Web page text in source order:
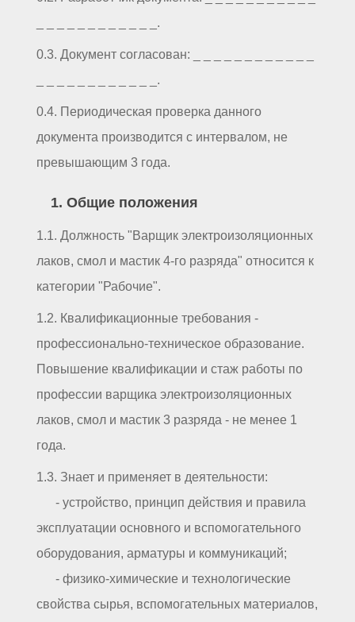
_ _ _ _ _ _ _ _ _ _ _ _.
0.3. Документ согласован: _ _ _ _ _ _ _ _ _ _ _ _
_ _ _ _ _ _ _ _ _ _ _ _.
0.4. Периодическая проверка данного
документа производится с интервалом, не
превышающим 3 года.
1. Общие положения
1.1. Должность "Варщик электроизоляционных
лаков, смол и мастик 4-го разряда" относится к
категории "Рабочие".
1.2. Квалификационные требования -
профессионально-техническое образование.
Повышение квалификации и стаж работы по
профессии варщика электроизоляционных
лаков, смол и мастик 3 разряда - не менее 1
года.
1.3. Знает и применяет в деятельности:
- устройство, принцип действия и правила
эксплуатации основного и вспомогательного
оборудования, арматуры и коммуникаций;
- физико-химические и технологические
свойства сырья, вспомогательных материалов,